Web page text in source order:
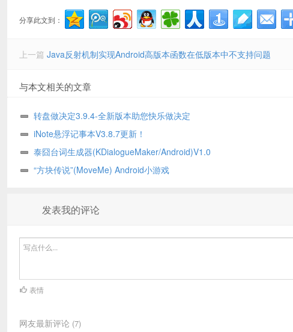
分享此文到：
上一篇 Java反射机制实现Android高版本函数在低版本中不支持问题
与本文相关的文章
转盘做决定3.9.4-全新版本助您快乐做决定
iNote悬浮记事本V3.8.7更新！
泰囧台词生成器(KDialogueMaker/Android)V1.0
“方块传说”(MoveMe) Android小游戏
发表我的评论
表情
网友最新评论 (7)